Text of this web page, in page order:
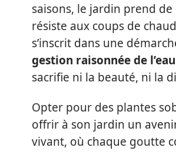
saisons, le jardin prend de
résiste aux coups de
s’inscrit dans une
gestion raisonnée de l’eau
sacrifie ni la beauté, ni la
Opter pour des plantes
offrir à son jardin un
vivant, où chaque goutte